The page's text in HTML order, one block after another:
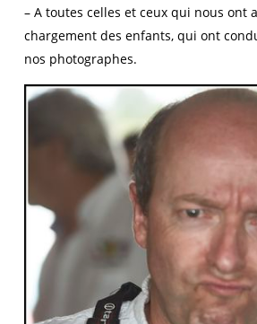
– A toutes celles et ceux qui nous ont
chargement des enfants, qui ont
nos photographes.